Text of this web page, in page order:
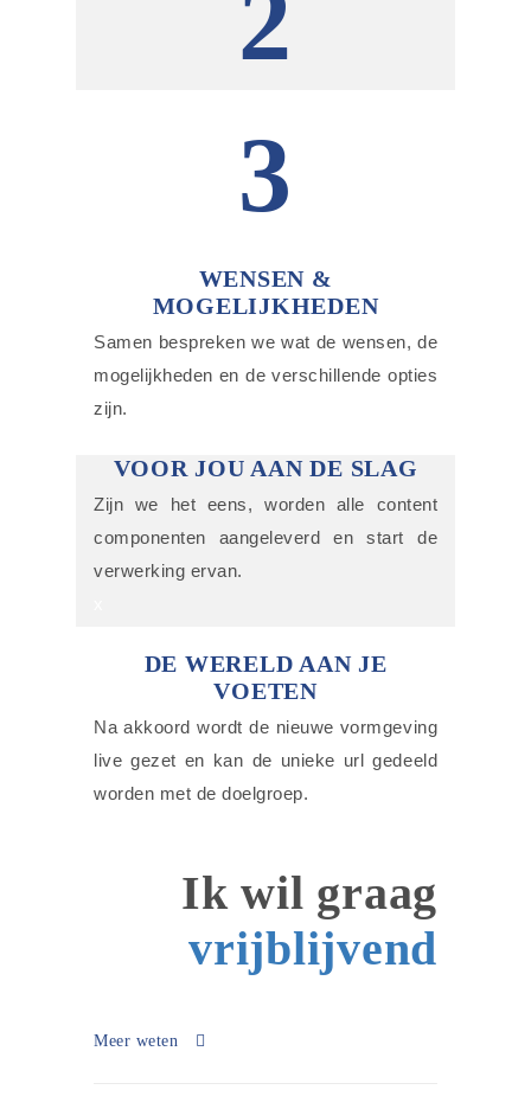
3
WENSEN &
MOGELIJKHEDEN
Samen bespreken we wat de wensen, de
mogelijkheden en de verschillende opties
zijn.
VOOR JOU AAN DE SLAG
Zijn we het eens, worden alle content
componenten aangeleverd en start de
verwerking ervan.
DE WERELD AAN JE
VOETEN
Na akkoord wordt de nieuwe vormgeving
live gezet en kan de unieke url gedeeld
worden met de doelgroep.
Ik wil graag
vrijblijvend
Meer weten